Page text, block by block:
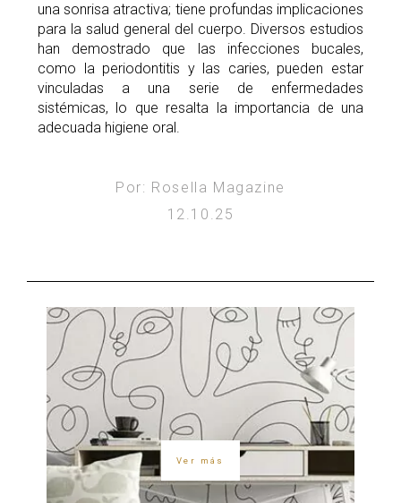
una sonrisa atractiva; tiene profundas implicaciones
para la salud general del cuerpo. Diversos estudios
han demostrado que las infecciones bucales,
como la periodontitis y las caries, pueden estar
vinculadas a una serie de enfermedades
sistémicas, lo que resalta la importancia de una
adecuada higiene oral.
Por: Rosella Magazine
12.10.25
Ver más